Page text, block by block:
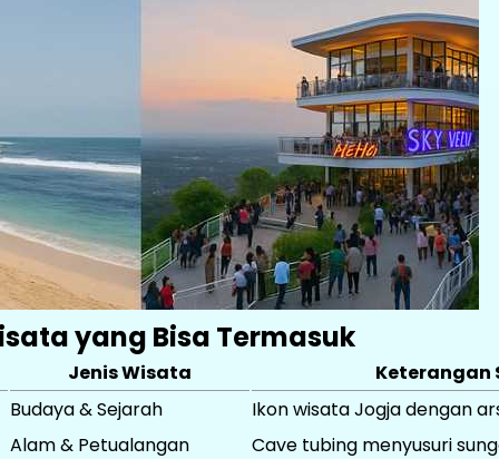
yang Bisa Termasuk
Jenis Wisata
Keterangan
Budaya & Sejarah
Ikon wisata Jogja dengan
Alam & Petualangan
Cave tubing menyusuri